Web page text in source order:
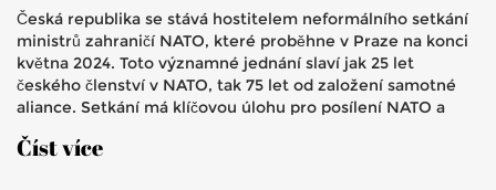
Česká republika se stává hostitelem neformálního setkání
ministrů zahraničí NATO, které proběhne v Praze na konci
května 2024. Toto významné jednání slaví jak 25 let
českého členství v NATO, tak 75 let od založení samotné
aliance. Setkání má klíčovou úlohu pro posílení NATO a
ohledem na dřívější summity NATO, které zde proběhly.
Číst více